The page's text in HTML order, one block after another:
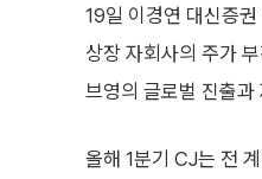
19일 이경연 대신증
상장 자회사의 주가
브영의 글로벌 진출
올해 1분기 CJ는 전